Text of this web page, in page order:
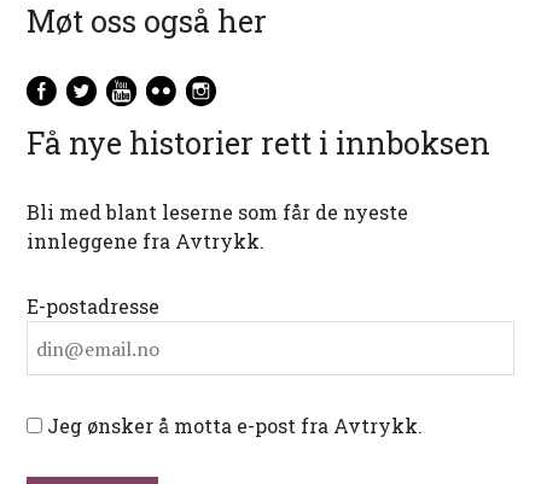
Møt oss også her
Få nye historier rett i innboksen
Bli med blant leserne som får de nyeste
innleggene fra Avtrykk.
E-postadresse
Jeg ønsker å motta e-post fra Avtrykk.